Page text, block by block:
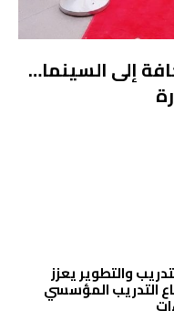
إلى السينما…
والتطوير يعزز
التدريب المؤسسي